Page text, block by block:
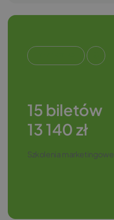
15 biletów
13 140 zł
Szkolenia marketingowe